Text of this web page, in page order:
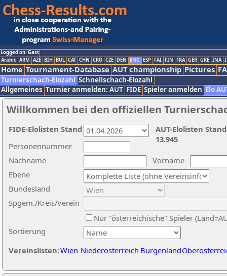
Logged on: Gast
Arabic ARM AZE BIH BUL CAT CHN CRO CZE DEN ENG ESP FAI FIN FRA GER GRE INA
Home Tournament-Database AUT championship Pictures
Turnierschach-Elozahl Schnellschach-Elozahl
Allgemeines Turnier anmelden: AUT FIDE Spieler anmelden Elo
Willkommen bei den offiziellen
Nachname
Vorname
Ebene
Sortierung
Personennummer
Bundesland
Spgem./Kreis/Verein
Nur "österreichische" Spieler
Vereinslisten:Wien Niederösterreich Burgenland
AUT-Elolisten
13.945
FIDE-Elolisten Stand